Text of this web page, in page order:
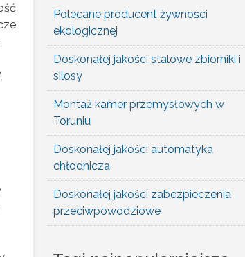
Polecane producent żywności
ekologicznej
Doskonałej jakości stalowe zbiorniki i
silosy
Montaż kamer przemysłowych w
Toruniu
Doskonałej jakości automatyka
chłodnicza
Doskonałej jakości zabezpieczenia
przeciwpowodziowe